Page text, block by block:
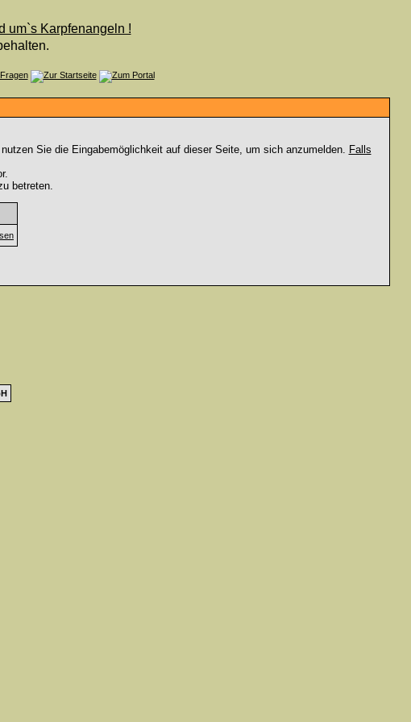
Sie die Eingabemöglichkeit auf dieser Seite, um sich anzumelden. Falls
betreten.